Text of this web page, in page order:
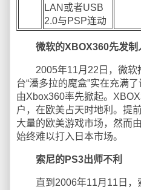
LAN或者USB
2.0与PSP连动
微软的XBOX360先发制
2005年11月22日，微软
台“潘多拉的魔盒”实在充满
由Xbox360率先掀起。
户，在欧美占天时地利。提
大量的欧美游戏市场，然而
始终难以打入日本市场。
索尼的PS3出师不利
直到2006年11月11日，